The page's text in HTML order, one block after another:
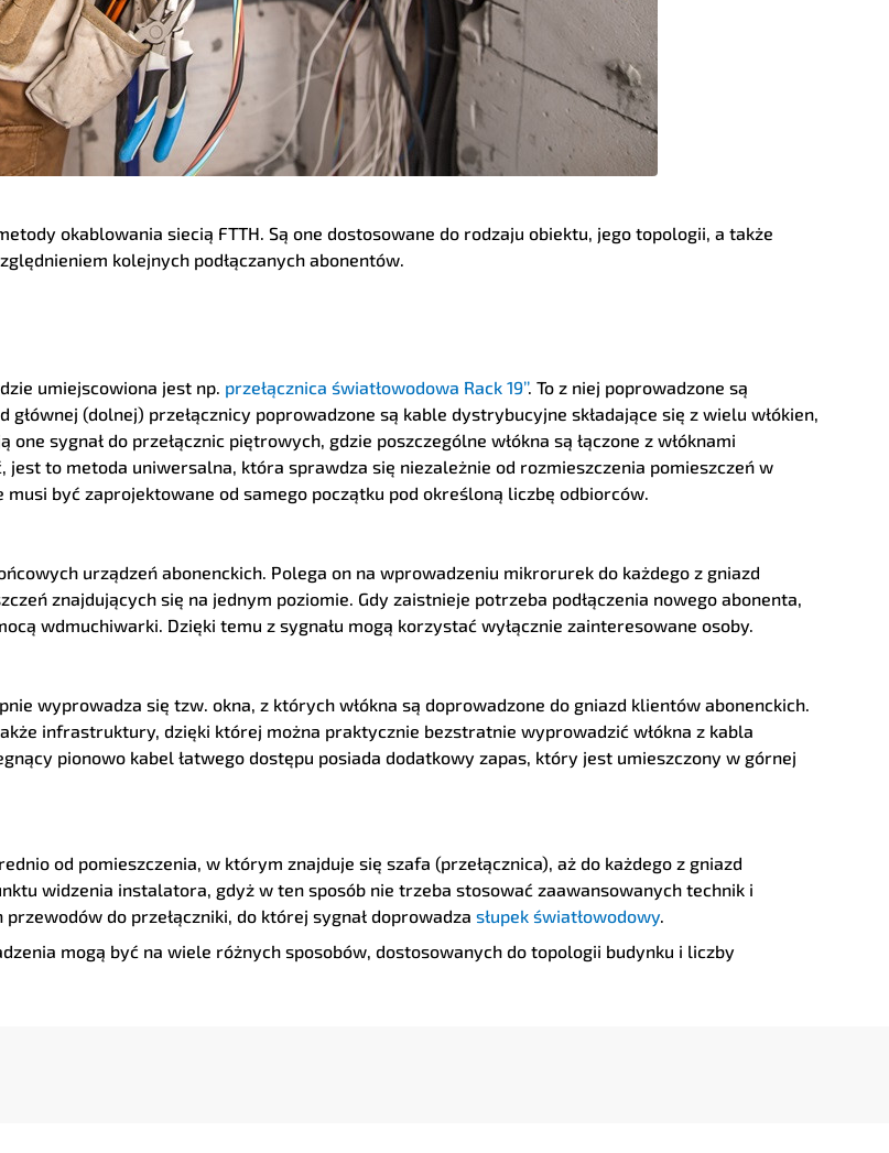
okablowania siecią FTTH. Są one dostosowane do rodzaju obiektu, jego topologii, a także
kolejnych podłączanych abonentów.
umiejscowiona jest np. przełącznica światłowodowa Rack 19’’. To z niej poprowadzone są
(dolnej) przełącznicy poprowadzone są kable dystrybucyjne składające się z wielu włókien,
sygnał do przełącznic piętrowych, gdzie poszczególne włókna są łączone z włóknami
jest to metoda uniwersalna, która sprawdza się niezależnie od rozmieszczenia pomieszczeń w
być zaprojektowane od samego początku pod określoną liczbę odbiorców.
urządzeń abonenckich. Polega on na wprowadzeniu mikrorurek do każdego z gniazd
znajdujących się na jednym poziomie. Gdy zaistnieje potrzeba podłączenia nowego abonenta,
wdmuchiwarki. Dzięki temu z sygnału mogą korzystać wyłącznie zainteresowane osoby.
wyprowadza się tzw. okna, z których włókna są doprowadzone do gniazd klientów abonenckich.
infrastruktury, dzięki której można praktycznie bezstratnie wyprowadzić włókna z kabla
pionowo kabel łatwego dostępu posiada dodatkowy zapas, który jest umieszczony w górnej
od pomieszczenia, w którym znajduje się szafa (przełącznica), aż do każdego z gniazd
widzenia instalatora, gdyż w ten sposób nie trzeba stosować zaawansowanych technik i
do przełączniki, do której sygnał doprowadza słupek światłowodowy.
mogą być na wiele różnych sposobów, dostosowanych do topologii budynku i liczby